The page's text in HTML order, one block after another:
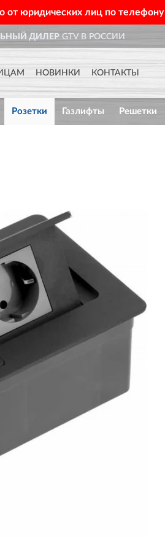
от юридических лиц по телефону
ДИЛЕРGTV В РОССИИ
НОВИНКИ КОНТАКТЫ
Розетки Газлифты Решетки